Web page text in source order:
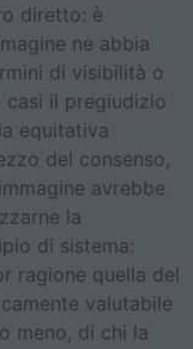
diretto: è
ne abbia
di visibilità o
il pregiudizio
equitativa
del consenso,
avrebbe
la
di sistema:
ragione quella del
valutabile
meno, di chi la